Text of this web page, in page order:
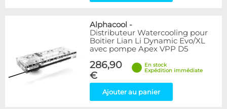
Alphacool -
Distributeur Watercooling pour
Boitier Lian Li Dynamic Evo/XL
avec pompe Apex VPP D5
286,90
€
En stock
Expédition immédiate
Ajouter au panier